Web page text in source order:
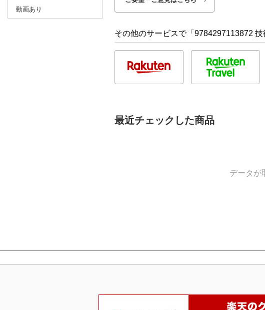
動画あり
その他のサービスで「9784297113872
最近チェックした商品
データが